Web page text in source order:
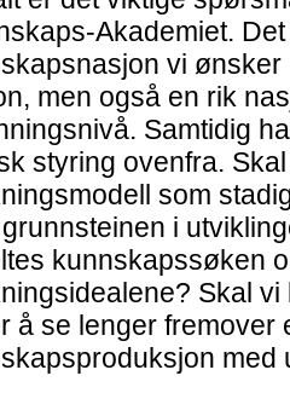
Akademiet.
vi
men også en rik
Samtidig
styring ovenfra.
som
i
kunnskapssøken
Skal
å se lenger fremover
med